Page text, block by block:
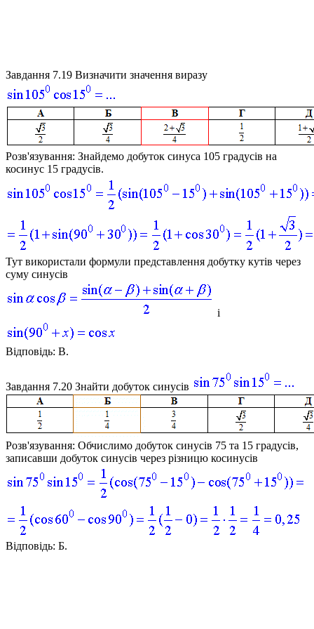
Завдання 7.19 Визначити значення виразу
Розв'язування: Знайдемо добуток синуса 105 градусів на
косинус 15 градусів.
Тут використали формули представлення добутку кутів через
суму синусів
і
Відповідь: В.
Завдання 7.20 Знайти добуток синусів
Розв'язування: Обчислимо добуток синусів 75 та 15 градусів,
записавши добуток синусів через різницю косинусів
Відповідь: Б.